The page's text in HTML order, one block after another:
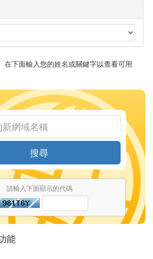
在下面輸入您的姓名或關鍵字以查看可用
搜尋
請輸入下面顯示的代碼
能